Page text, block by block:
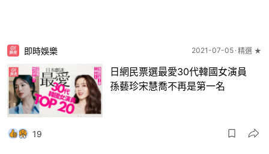
即時娛樂 2021-07-05 精選 ★
日網民票選最愛30代韓國女演員
孫藝珍宋慧喬不再是第一名
19